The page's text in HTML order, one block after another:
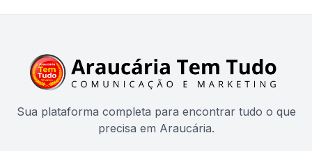
Sua plataforma completa para encontrar tudo o que
precisa em Araucária.